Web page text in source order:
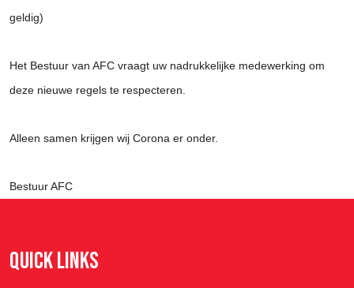
geldig)
Het Bestuur van AFC vraagt uw nadrukkelijke medewerking om
deze nieuwe regels te respecteren.
Alleen samen krijgen wij Corona er onder.
Bestuur AFC
QUICK LINKS